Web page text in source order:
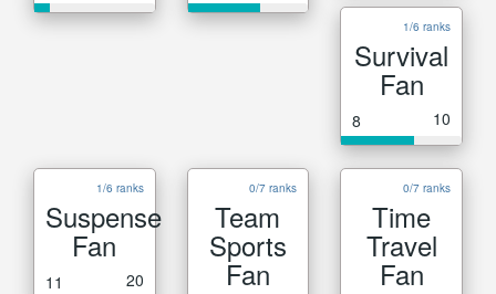
1/6 ranks
Survival
Fan
8 10
1/6 ranks
Suspense
Fan
11 20
0/7 ranks
Team
Sports
Fan
0/7 ranks
Time
Travel
Fan